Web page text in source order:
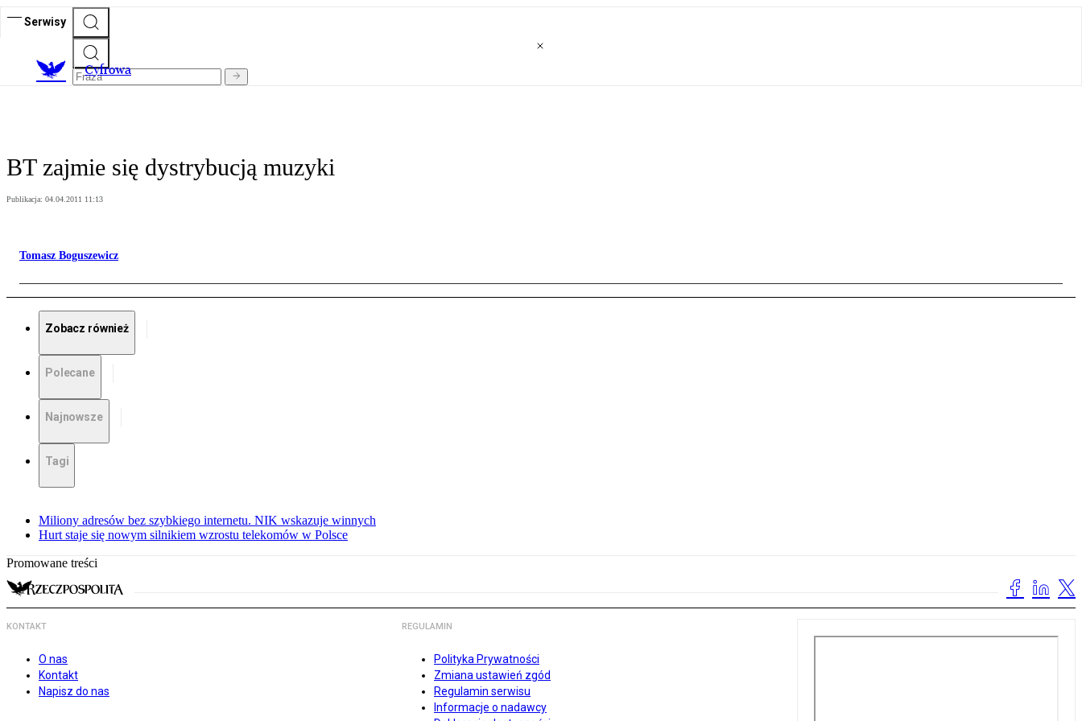
Serwisy
Cyfrowa
BT zajmie się dystrybucją muzyki
Publikacja: 04.04.2011 11:13
Tomasz Boguszewicz
Zobacz również
Polecane
Najnowsze
Tagi
Miliony adresów bez szybkiego internetu. NIK wskazuje winnych
Hurt staje się nowym silnikiem wzrostu telekomów w Polsce
Promowane treści
KONTAKT
O nas
Kontakt
Napisz do nas
REGULAMIN
Polityka Prywatności
Zmiana ustawień zgód
Regulamin serwisu
Informacje o nadawcy